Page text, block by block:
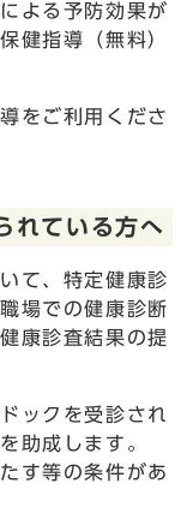
よる予防効果が
健指導（無料）
をご利用くださ
れている方へ
て、特定健康診
場での健康診断
康診査結果の提
ックを受診され
助成します。
す等の条件があ